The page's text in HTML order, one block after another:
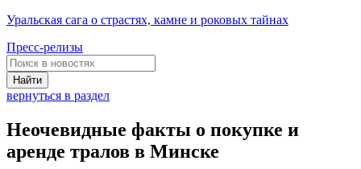
Уральская сага о страстях, камне и роковых тайнах
Пресс-релизы
Найти
вернуться в раздел
Неочевидные факты о покупке и
аренде тралов в Минске